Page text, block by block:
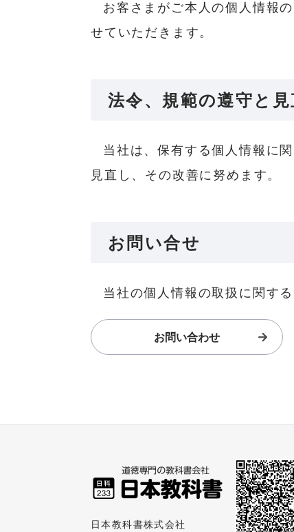
お客さまがご本人の個人情報
せていただきます。
法令、規範の遵守と見
当社は、保有する個人情報に
見直し、その改善に努めます。
お問い合せ
当社の個人情報の取扱に関す
お問い合わせ
日本教科書株式会社